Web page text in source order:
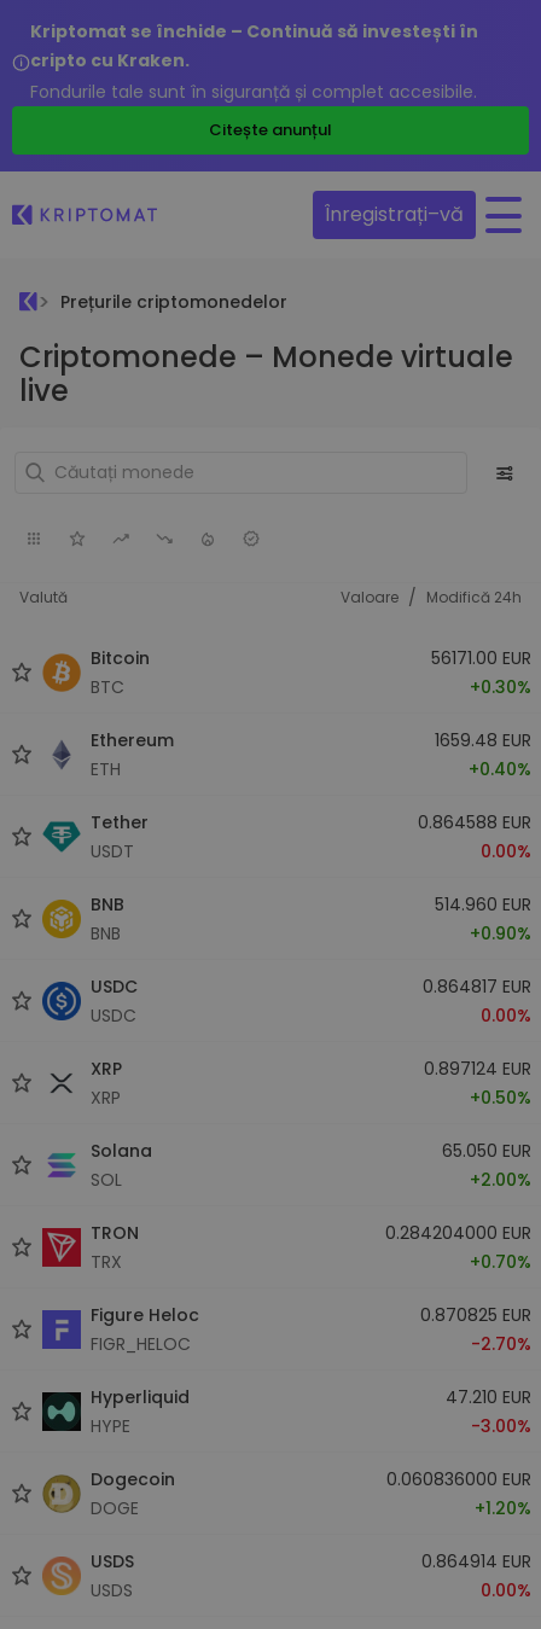
Kriptomat se închide – Continuă să investești în
cripto cu Kraken.
Fondurile tale sunt în siguranță și complet accesibile.
Citește anunțul
Înregistrați–vă
Prețurile criptomonedelor
Criptomonede – Monede virtuale
live
Valută Valoare / Modifică 24h
Bitcoin
BTC
56171.00 EUR
+0.30%
Ethereum
ETH
1659.48 EUR
+0.40%
Tether
USDT
0.864588 EUR
0.00%
BNB
BNB
514.960 EUR
+0.90%
USDC
USDC
0.864817 EUR
0.00%
XRP
XRP
0.897124 EUR
+0.50%
Solana
SOL
65.050 EUR
+2.00%
TRON
TRX
0.284204000 EUR
+0.70%
Figure Heloc
FIGR_HELOC
0.870825 EUR
-2.70%
Hyperliquid
HYPE
47.210 EUR
-3.00%
Dogecoin
DOGE
0.060836000 EUR
+1.20%
USDS
USDS
0.864914 EUR
0.00%